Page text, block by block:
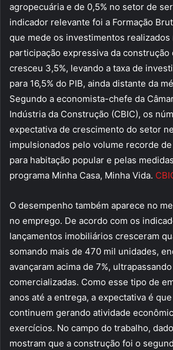
agropecuária e de 0,5% no setor de
indicador relevante foi a Formação
que mede os investimentos realizados
participação expressiva da
cresceu 3,5%, levando a taxa de
para 16,5% do PIB, ainda distante da
Segundo a economista-chefe da
Indústria da Construção (CBIC), os
expectativa de crescimento do setor
impulsionados pelo volume recorde
para habitação popular e pelas
programa Minha Casa, Minha Vida.
O desempenho também aparece no
no emprego. De acordo com os
lançamentos imobiliários cresceram
somando mais de 470 mil unidades,
avançaram acima de 7%,
comercializadas. Como esse tipo de
anos até a entrega, a expectativa é
continuem gerando atividade
exercícios. No campo do trabalho,
mostram que a construção foi o